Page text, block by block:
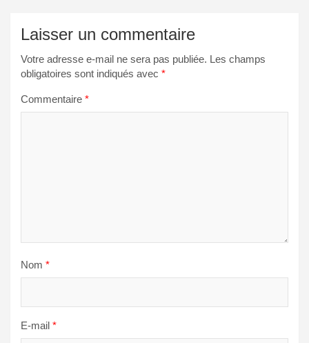
Laisser un commentaire
Votre adresse e-mail ne sera pas publiée. Les champs
obligatoires sont indiqués avec *
Commentaire *
Nom *
E-mail *